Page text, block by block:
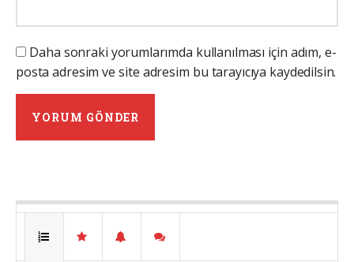
Daha sonraki yorumlarımda kullanılması için adım, e-
posta adresim ve site adresim bu tarayıcıya kaydedilsin.